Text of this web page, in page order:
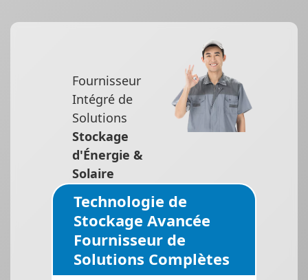
Fournisseur
Intégré de
Solutions
Stockage
d'Énergie &
Solaire
Technologie de
Stockage Avancée
Fournisseur de
Solutions Complètes